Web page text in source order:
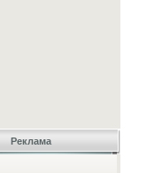
Реклама